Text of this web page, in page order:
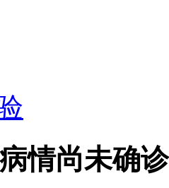
情尚未确